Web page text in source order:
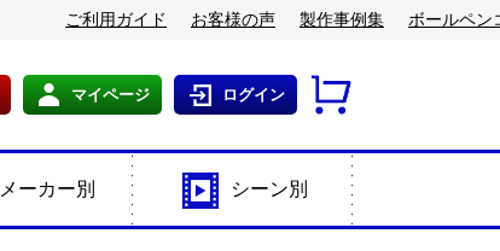
ご利用ガイド お客様の声 製作事例集 ボールペン
マイページ ログイン
メーカー別 シーン別